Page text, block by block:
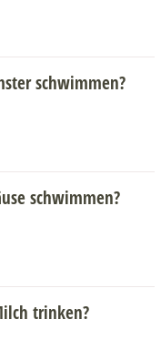
schwimmen?
schwimmen?
trinken?